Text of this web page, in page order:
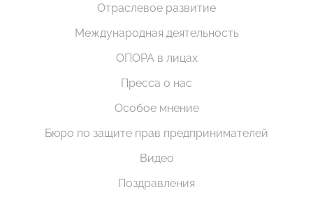
Отраслевое развитие
Международная деятельность
ОПОРА в лицах
Пресса о нас
Особое мнение
Бюро по защите прав предпринимателей
Видео
Поздравления